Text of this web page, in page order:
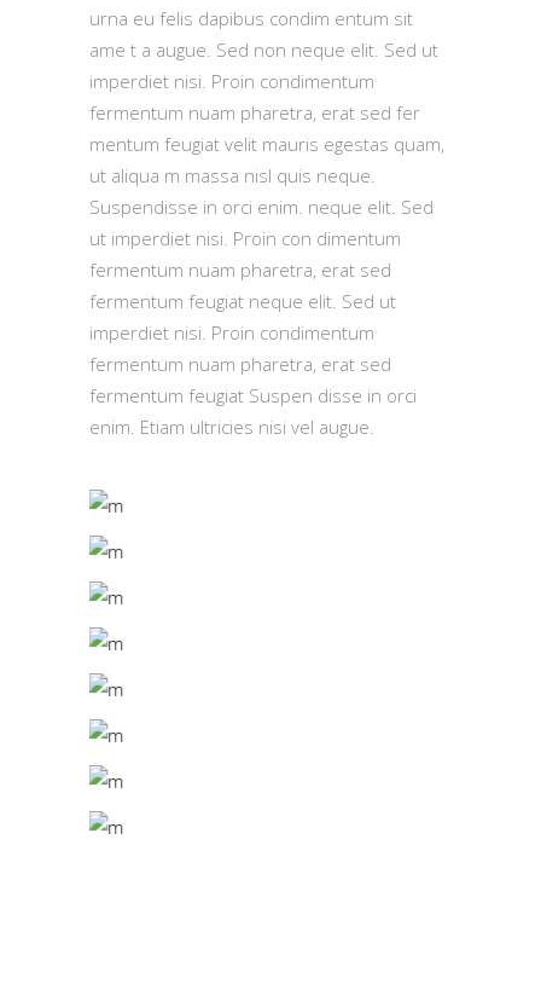
urna eu felis dapibus condim entum sit
ame t a augue. Sed non neque elit. Sed ut
imperdiet nisi. Proin condimentum
fermentum nuam pharetra, erat sed fer
mentum feugiat velit mauris egestas quam,
ut aliqua m massa nisl quis neque.
Suspendisse in orci enim. neque elit. Sed
ut imperdiet nisi. Proin con dimentum
fermentum nuam pharetra, erat sed
fermentum feugiat neque elit. Sed ut
imperdiet nisi. Proin condimentum
fermentum nuam pharetra, erat sed
fermentum feugiat Suspen disse in orci
enim. Etiam ultricies nisi vel augue.